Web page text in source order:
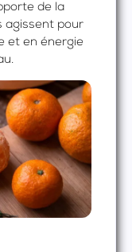
de la
agissent pour
et en énergie